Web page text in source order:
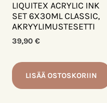
sivulla.
LIQUITEX ACRYLIC INK
SET 6X30ML CLASSIC,
AKRYYLIMUSTESETTI
39,90 €
LISÄÄ OSTOSKORIIN